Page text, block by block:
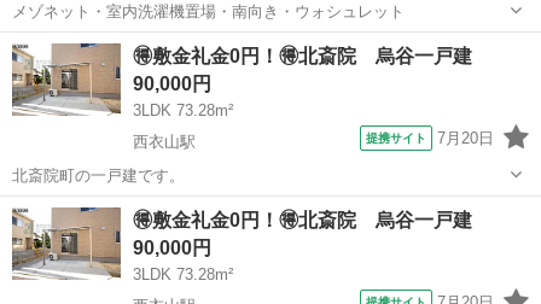
メゾネット・室内洗濯機置場・南向き・ウォシュレット
愛媛 松山市 勝山町駅 一戸建て
🉐敷金礼金0円！🉐北斎院 烏谷一戸建
90,000円
3LDK 73.28m²
西衣山駅
提携サイト 7月20日
北斎院町の一戸建です。
愛媛 松山市 西衣山駅 一戸建て
🉐敷金礼金0円！🉐北斎院 烏谷一戸建
90,000円
3LDK 73.28m²